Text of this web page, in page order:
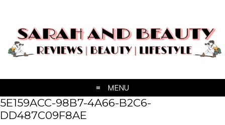
MENU
5E159ACC-98B7-4A66-B2C6-
DD487C09F8AE